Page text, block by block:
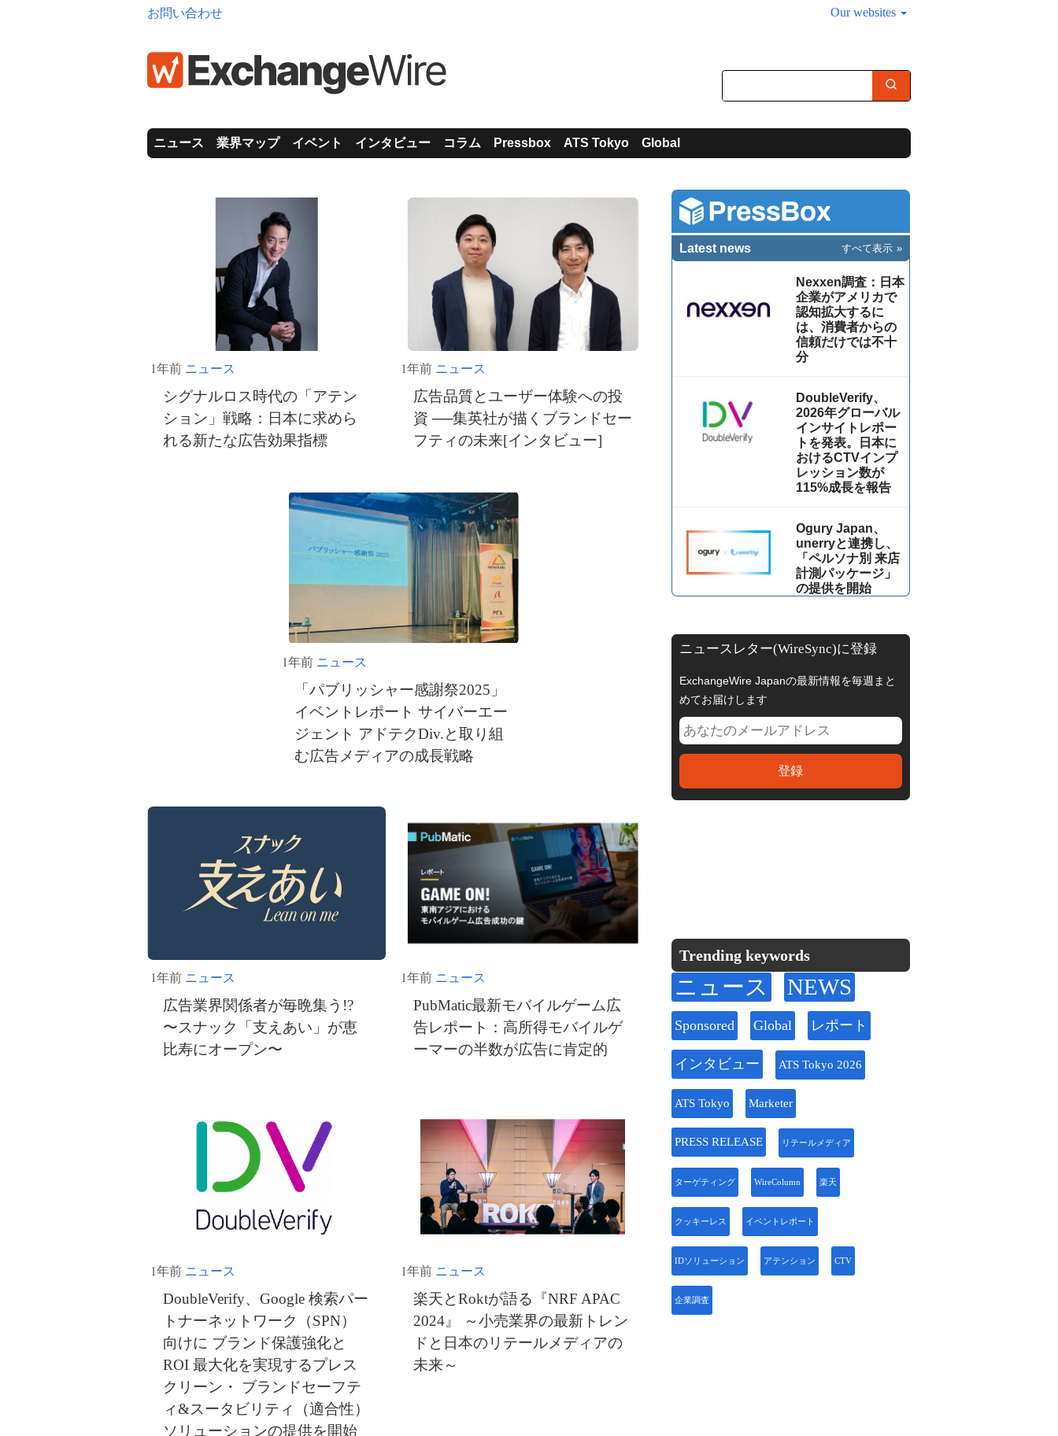
お問い合わせ Our websites
ニュース 業界マップ イベント インタビュー コラム Pressbox ATS Tokyo Global
1年前 ニュース
シグナルロス時代の「アテン
ション」戦略：日本に求めら
れる新たな広告効果指標
1年前 ニュース
広告品質とユーザー体験への投
資 ──集英社が描くブランドセー
フティの未来[インタビュー]
1年前 ニュース
「パブリッシャー感謝祭2025」
イベントレポート サイバーエー
ジェント アドテクDiv.と取り組
む広告メディアの成長戦略
1年前 ニュース
広告業界関係者が毎晩集う!?
〜スナック「支えあい」が恵
比寿にオープン〜
1年前 ニュース
PubMatic最新モバイルゲーム広
告レポート：高所得モバイルゲ
ーマーの半数が広告に肯定的
1年前 ニュース
DoubleVerify、Google 検索パー
トナーネットワーク（SPN）
向けに ブランド保護強化と
ROI 最大化を実現するプレス
クリーン・ ブランドセーフテ
ィ&スータビリティ（適合性）
ソリューションの提供を開始
1年前 ニュース
楽天とRoktが語る『NRF APAC
2024』 ～小売業界の最新トレン
ドと日本のリテールメディアの
未来～
Latest news すべて表示
Nexxen調査：日本
企業がアメリカで
認知拡大するに
は、消費者からの
信頼だけでは不十
分
DoubleVerify、
2026年グローバル
インサイトレポー
トを発表。日本に
おけるCTVインプ
レッション数が
115%成⻑を報告
Ogury Japan、
unerryと連携し、
「ペルソナ別 来店
計測パッケージ」
の提供を開始
ニュースレター(WireSync)に登録
ExchangeWire Japanの最新情報を毎週まと
めてお届けします
Trending keywords
ニュース NEWS
Sponsored Global レポート
インタビュー ATS Tokyo 2026
ATS Tokyo Marketer
PRESS RELEASE リテールメディア
ターゲティング WireColumn 楽天
クッキーレス イベントレポート
IDソリューション アテンション CTV
企業調査